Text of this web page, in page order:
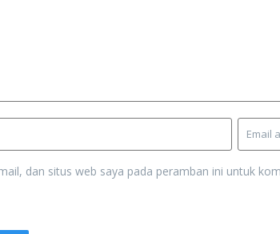
dan situs web saya pada peramban ini untuk